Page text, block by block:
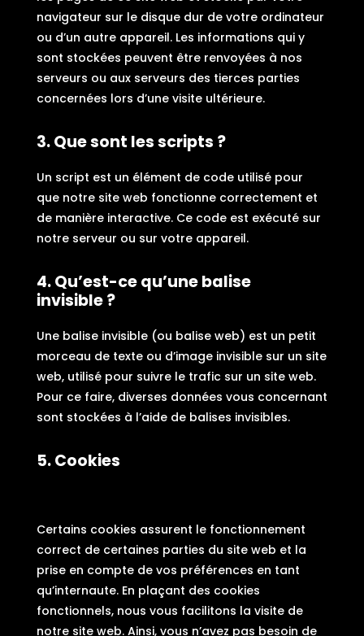
navigateur sur le disque dur de votre ordinateur
ou d’un autre appareil. Les informations qui y
sont stockées peuvent être renvoyées à nos
serveurs ou aux serveurs des tierces parties
concernées lors d’une visite ultérieure.
3. Que sont les scripts ?
Un script est un élément de code utilisé pour
que notre site web fonctionne correctement et
de manière interactive. Ce code est exécuté sur
notre serveur ou sur votre appareil.
4. Qu’est-ce qu’une balise
invisible ?
Une balise invisible (ou balise web) est un petit
morceau de texte ou d’image invisible sur un site
web, utilisé pour suivre le trafic sur un site web.
Pour ce faire, diverses données vous concernant
sont stockées à l’aide de balises invisibles.
5. Cookies
Certains cookies assurent le fonctionnement
correct de certaines parties du site web et la
prise en compte de vos préférences en tant
qu’internaute. En plaçant des cookies
fonctionnels, nous vous facilitons la visite de
notre site web. Ainsi, vous n’avez pas besoin de